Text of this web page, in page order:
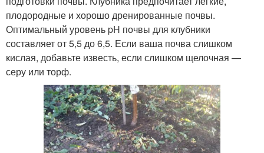
плодородные и хорошо дренированные почвы.
Оптимальный уровень pH почвы для клубники
составляет от 5,5 до 6,5. Если ваша почва слишком
кислая, добавьте известь, если слишком щелочная —
серу или торф.